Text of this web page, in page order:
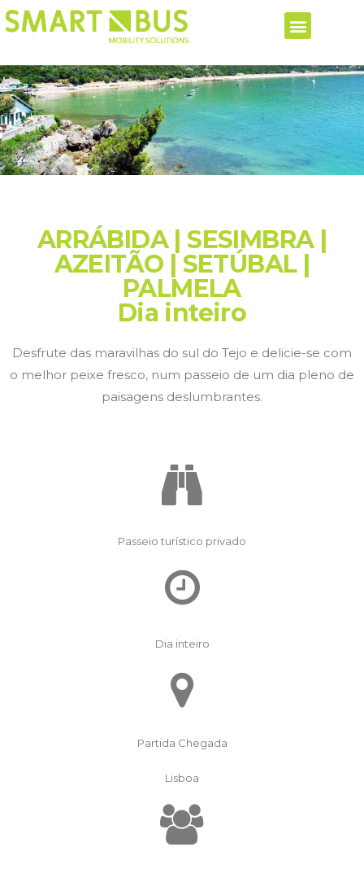
ARRÁBIDA | SESIMBRA |
AZEITÃO | SETÚBAL |
PALMELA
Dia inteiro
Desfrute das maravilhas do sul do Tejo e delicie-se com
o melhor peixe fresco, num passeio de um dia pleno de
paisagens deslumbrantes.
Passeio turístico privado
Dia inteiro
Partida Chegada
Lisboa